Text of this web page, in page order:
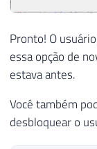
Pronto! O
essa opção de
estava antes.
Você também
desbloquear o